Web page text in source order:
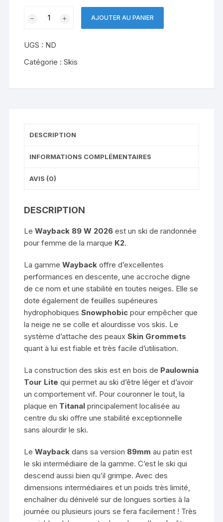
WAYBACK
89
AJOUTER AU PANIER
UGS : ND
Catégorie :Skis
DESCRIPTION
INFORMATIONS COMPLÉMENTAIRES
AVIS (0)
DESCRIPTION
LeWayback 89 W 2026 est un ski de randonnée
pour femme de la marque K2.
La gammeWayback offre d’excellentes
performances en descente, une accroche digne
de ce nom et une stabilité en toutes neiges. Elle se
dote également de feuilles supérieures
hydrophobiquesSnowphobic pour empêcher que
la neige ne se colle et alourdisse vos skis. Le
système d’attache des peauxSkin Grommets
quant à lui est fiable et très facile d’utilisation.
La construction des skis est en bois de Paulownia
Tour Lite qui permet au ski d’être léger et d’avoir
un comportement vif. Pour couronner le tout, la
plaque en Titanal principalement localisée au
centre du ski offre une stabilité exceptionnelle
sans alourdir le ski.
LeWayback dans sa version 89mm au patin est
le ski intermédiaire de la gamme. C’est le ski qui
descend aussi bien qu’il grimpe. Avec des
dimensions intermédiaires et un poids très limité,
enchaîner du dénivelé sur de longues sorties à la
journée ou plusieurs jours se fera facilement ! Très